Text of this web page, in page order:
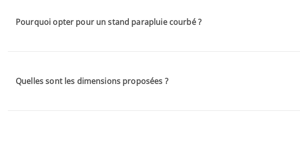
Pourquoi opter pour un stand parapluie courbé ?
Quelles sont les dimensions proposées ?